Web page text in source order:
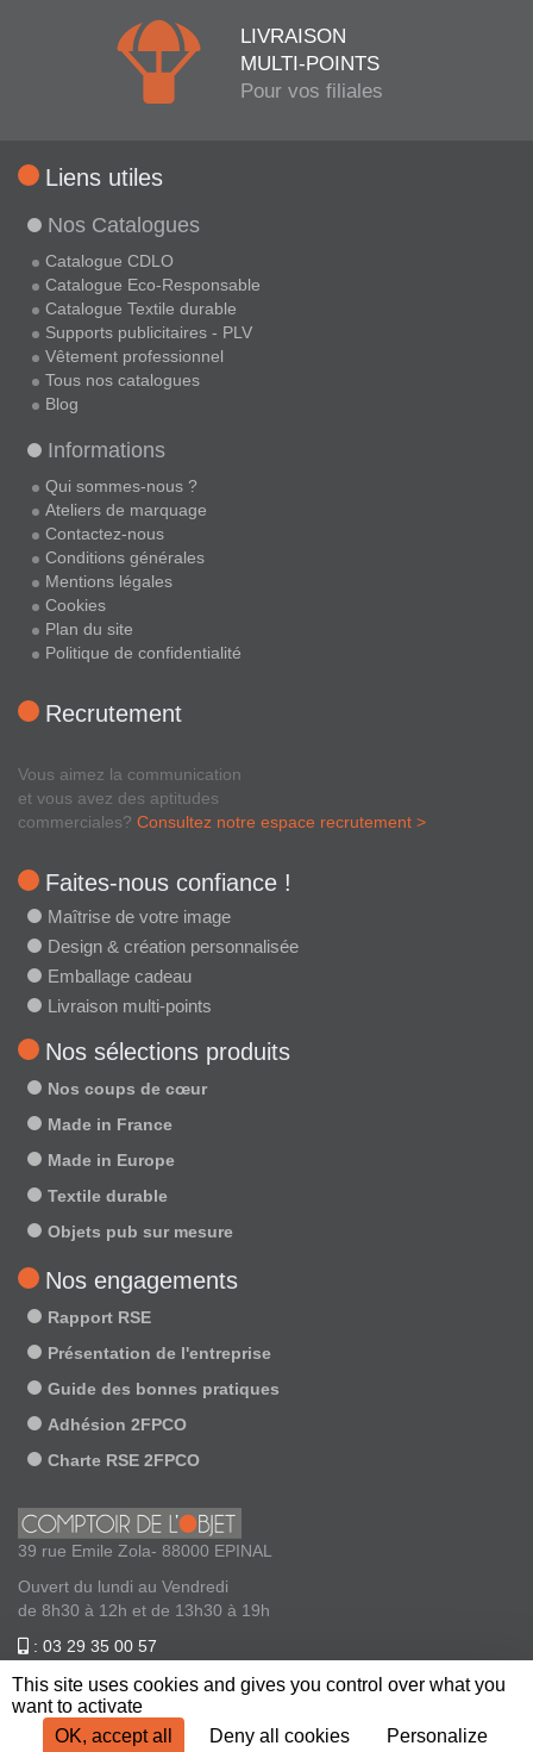
LIVRAISON
MULTI-POINTS
Pour vos filiales
Liens utiles
Nos Catalogues
Catalogue CDLO
Catalogue Eco-Responsable
Catalogue Textile durable
Supports publicitaires - PLV
Vêtement professionnel
Tous nos catalogues
Blog
Informations
Qui sommes-nous ?
Ateliers de marquage
Contactez-nous
Conditions générales
Mentions légales
Cookies
Plan du site
Politique de confidentialité
Recrutement
Vous aimez la communication
et vous avez des aptitudes
commerciales? Consultez notre espace recrutement >
Faites-nous confiance !
Maîtrise de votre image
Design & création personnalisée
Emballage cadeau
Livraison multi-points
Nos sélections produits
Nos coups de cœur
Made in France
Made in Europe
Textile durable
Objets pub sur mesure
Nos engagements
Rapport RSE
Présentation de l'entreprise
Guide des bonnes pratiques
Adhésion 2FPCO
Charte RSE 2FPCO
39 rue Emile Zola- 88000 EPINAL
Ouvert du lundi au Vendredi
de 8h30 à 12h et de 13h30 à 19h
: 03 29 35 00 57
This site uses cookies and gives you control over what you
want to activate
OK, accept all
Deny all cookies Personalize